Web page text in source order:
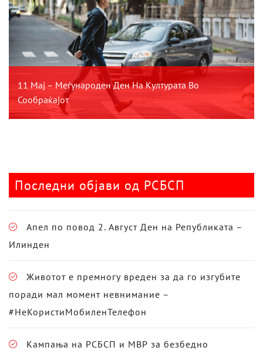
11 Мај – Меѓународен Ден На Културата Во
Сообраќајот
Последни објави од РСБСП
Апел по повод 2. Август Ден на Републиката –
Илинден
Животот е премногу вреден за да го изгубите
поради мал момент невнимание –
#НеКористиМобиленТелефон
Кампања на РСБСП и МВР за безбедно